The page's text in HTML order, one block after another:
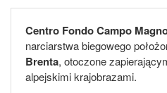
Centro Fondo Campo
narciarstwa biegowego
Brenta, otoczone
alpejskimi krajobrazami.